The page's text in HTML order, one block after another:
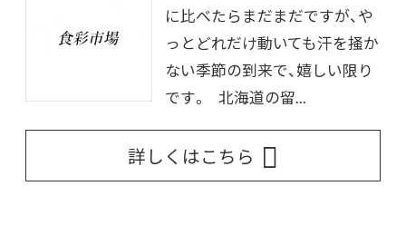
に比べたらまだまだですが、や
っとどれだけ動いても汗を掻か
ない季節の到来で、嬉しい限り
です。 北海道の留...
詳しくはこちら